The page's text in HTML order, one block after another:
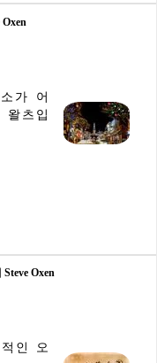
가 어
츠입
Steve Oxen
인 오